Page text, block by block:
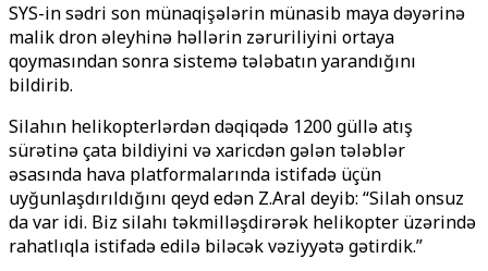
SYS-in sədri son münaqişələrin münasib maya dəyərinə
malik dron əleyhinə həllərin zəruriliyini ortaya
qoymasından sonra sistemə tələbatın yarandığını
bildirib.
Silahın helikopterlərdən dəqiqədə 1200 güllə atış
sürətinə çata bildiyini və xaricdən gələn tələblər
əsasında hava platformalarında istifadə üçün
uyğunlaşdırıldığını qeyd edən Z.Aral deyib: “Silah onsuz
da var idi. Biz silahı təkmilləşdirərək helikopter üzərində
rahatlıqla istifadə edilə biləcək vəziyyətə gətirdik.”